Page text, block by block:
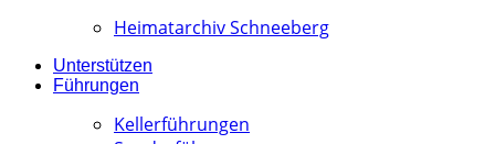
Heimatarchiv Schneeberg
Unterstützen
Führungen
Kellerführungen